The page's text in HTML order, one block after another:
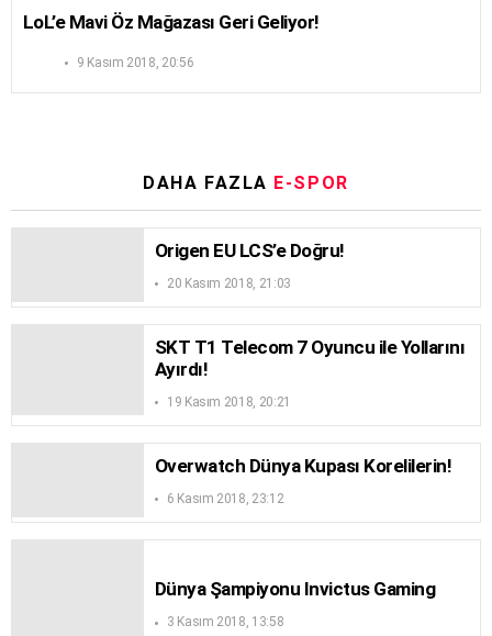
LoL’e Mavi Öz Mağazası Geri Geliyor!
9 Kasım 2018, 20:56
DAHA FAZLA E-SPOR
Origen EU LCS’e Doğru!
20 Kasım 2018, 21:03
SKT T1 Telecom 7 Oyuncu ile Yollarını
Ayırdı!
19 Kasım 2018, 20:21
Overwatch Dünya Kupası Korelilerin!
6 Kasım 2018, 23:12
Dünya Şampiyonu Invictus Gaming
3 Kasım 2018, 13:58